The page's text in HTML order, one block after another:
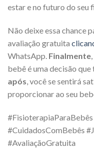
estar e no futuro do seu
Não deixe essa chance
avaliação gratuita
WhatsApp. Finalmente
bebê é uma decisão
após , você se sentirá
proporcionar ao seu
#CuidadosComBebês
#AvaliaçãoGratuita